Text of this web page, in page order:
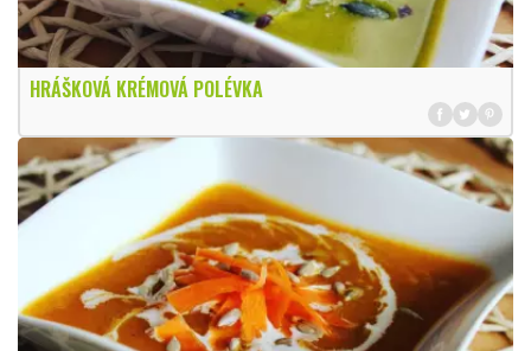
HRÁŠKOVÁ KRÉMOVÁ POLÉVKA